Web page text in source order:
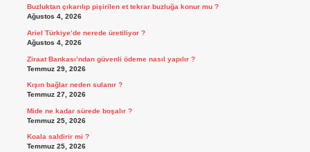
Buzluktan çıkarılıp pişirilen et tekrar buzluğa konur mu ?
Ağustos 4, 2026
Ariel Türkiye’de nerede üretiliyor ?
Ağustos 4, 2026
Ziraat Bankası’ndan güvenli ödeme nasıl yapılır ?
Temmuz 29, 2026
Kışın bağlar neden sulanır ?
Temmuz 27, 2026
Mide ne kadar sürede boşalır ?
Temmuz 25, 2026
Koala saldirir mi ?
Temmuz 25, 2026